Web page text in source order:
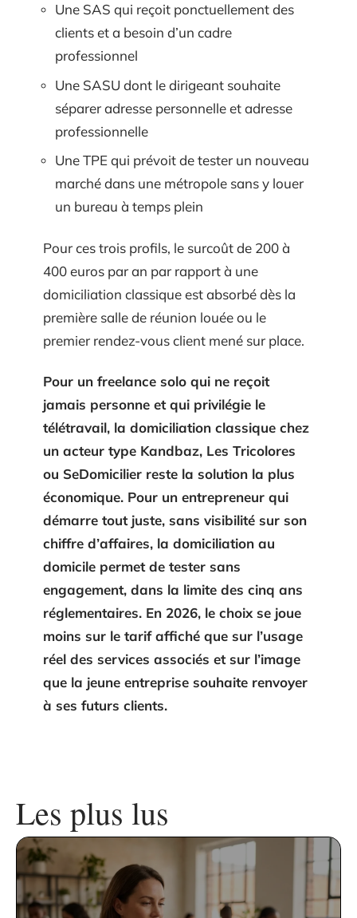
Une SAS qui reçoit ponctuellement des
clients et a besoin d’un cadre
professionnel
Une SASU dont le dirigeant souhaite
séparer adresse personnelle et adresse
professionnelle
Une TPE qui prévoit de tester un nouveau
marché dans une métropole sans y louer
un bureau à temps plein
Pour ces trois profils, le surcoût de 200 à
400 euros par an par rapport à une
domiciliation classique est absorbé dès la
première salle de réunion louée ou le
premier rendez-vous client mené sur place.
Pour un freelance solo qui ne reçoit
jamais personne et qui privilégie le
télétravail, la domiciliation classique chez
un acteur type Kandbaz, Les Tricolores
ou SeDomicilier reste la solution la plus
économique. Pour un entrepreneur qui
démarre tout juste, sans visibilité sur son
chiffre d’affaires, la domiciliation au
domicile permet de tester sans
engagement, dans la limite des cinq ans
réglementaires. En 2026, le choix se joue
moins sur le tarif affiché que sur l’usage
réel des services associés et sur l’image
que la jeune entreprise souhaite renvoyer
à ses futurs clients.
Les plus lus